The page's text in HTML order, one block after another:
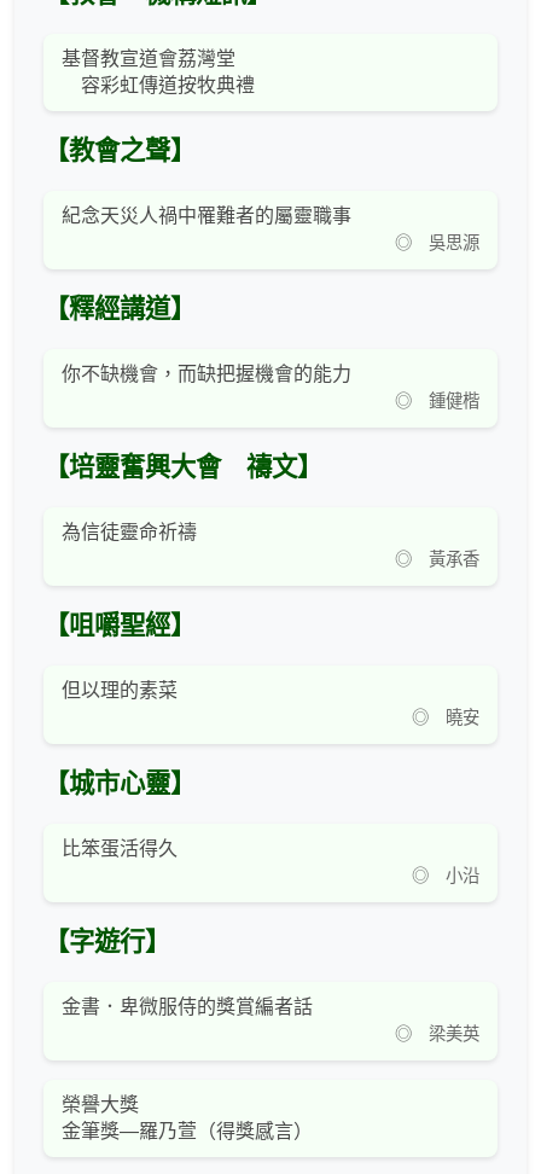
基督教宣道會荔灣堂
容彩虹傳道按牧典禮
【教會之聲】
紀念天災人禍中罹難者的屬靈職事
◎ 吳思源
【釋經講道】
你不缺機會，而缺把握機會的能力
◎ 鍾健楷
【培靈奮興大會 禱文】
為信徒靈命祈禱
◎ 黃承香
【咀嚼聖經】
但以理的素菜
◎ 曉安
【城市心靈】
比笨蛋活得久
◎ 小沿
【字遊行】
金書．卑微服侍的獎賞編者話
◎ 梁美英
榮譽大獎
金筆獎—羅乃萱（得獎感言）